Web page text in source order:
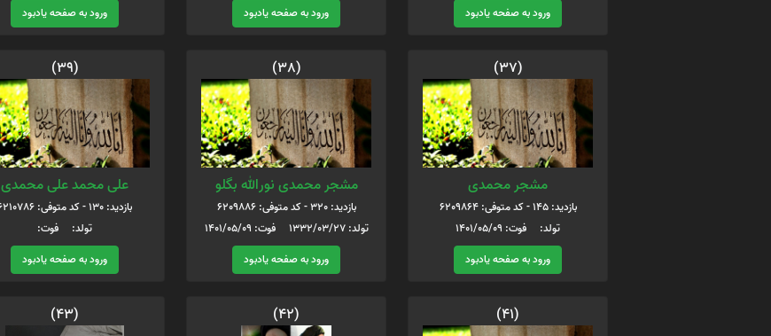
ورود به صفحه یادبود
ورود به صفحه یادبود
ورود به صفحه یادبود
(37)
مشجر محمدی
بازدید: 145 - کد متوفی: 6209864
تولد: فوت: 1401/05/09
ورود به صفحه یادبود
(38)
مشجر محمدی نورالله بگلو
بازدید: 320 - کد متوفی: 6209886
تولد: 1332/03/27 فوت: 1401/05/09
ورود به صفحه یادبود
(39)
علی محمد علی محمدی
بازدید: 130 - کد متوفی: 6210786
تولد: فوت:
ورود به صفحه یادبود
(41)
(42)
(43)